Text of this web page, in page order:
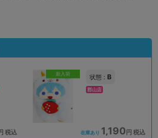
税込
新入荷 状態 : B
郡山店
在庫あり 1,190円 税込